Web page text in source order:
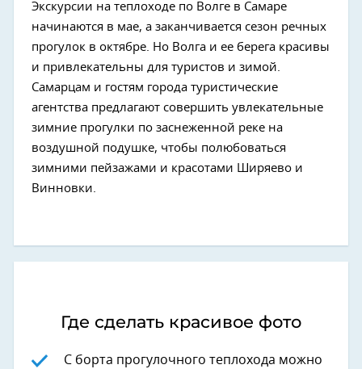
Экскурсии на теплоходе по Волге в Самаре
начинаются в мае, а заканчивается сезон речных
прогулок в октябре. Но Волга и ее берега красивы
и привлекательны для туристов и зимой.
Самарцам и гостям города туристические
агентства предлагают совершить увлекательные
зимние прогулки по заснеженной реке на
воздушной подушке, чтобы полюбоваться
зимними пейзажами и красотами Ширяево и
Винновки.
Где сделать красивое фото
С борта прогулочного теплохода можно